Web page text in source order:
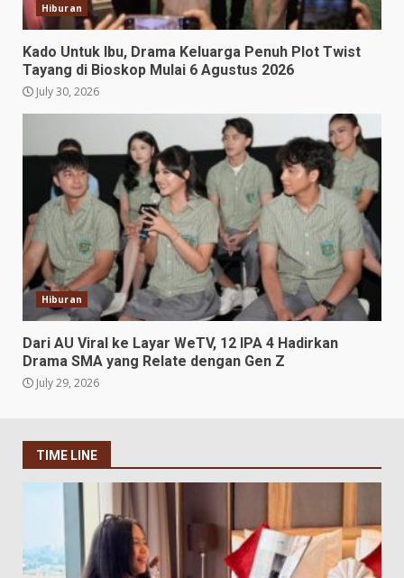
Hiburan
Kado Untuk Ibu, Drama Keluarga Penuh Plot Twist
Tayang di Bioskop Mulai 6 Agustus 2026
July 30, 2026
Hiburan
Dari AU Viral ke Layar WeTV, 12 IPA 4 Hadirkan
Drama SMA yang Relate dengan Gen Z
July 29, 2026
TIME LINE